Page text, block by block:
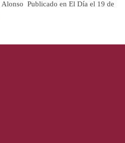
Publicado en El Día el 19 de